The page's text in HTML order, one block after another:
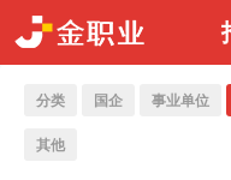
分类 国企 事业单位
其他